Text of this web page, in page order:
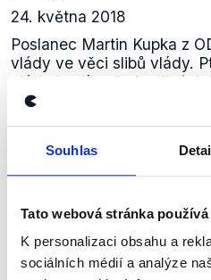
Souhlas
Tato webová stránka
K personalizaci obsahu a
sociálních médií a analýze
24. května 2018
Poslanec Martin Kupka z
vlády ve věci slibů vlády.
vláda jezdí po jednotlivých
nejrůznější investice. To
Číst dál
Zůstaňme v
Přihlaste se k